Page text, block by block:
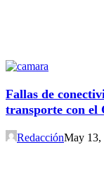
Fallas de
transporte con el
RedacciónMay 13,